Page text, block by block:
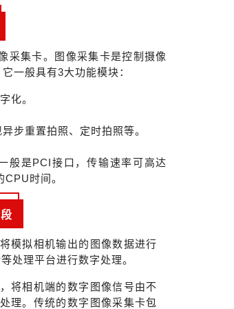
采集卡。 图像采集卡是控制摄像
它一般具有3大功能模块：
化。
步重置拍照、定时拍照等。
般是PCI接口，传输速率可高达
CPU时间。
模拟相机输出的图像数据进行
处理平台进行数字处理。
将相机端的数字图像信号由不
理。传统的数字图像采集卡包